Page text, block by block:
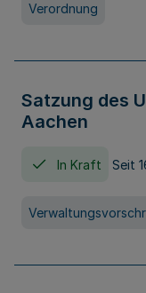
Verordnung
Satzung des
Aachen
In Kraft Seit